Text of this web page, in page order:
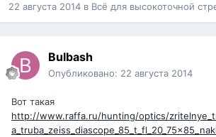
22 августа 2014 в Всё для высокоточной
Bulbash
Опубликовано: 22 августа 2014
Вот такая
http://www.raffa.ru/hunting/optics/